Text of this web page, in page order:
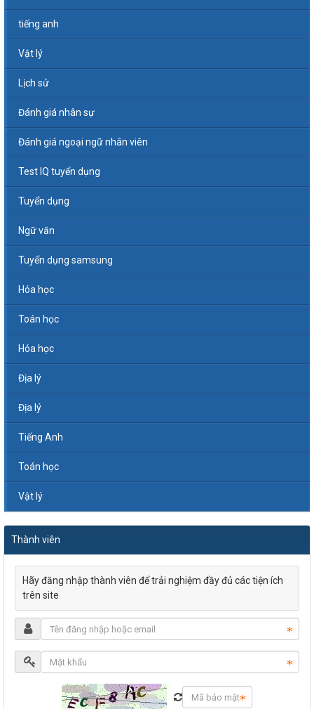
tiếng anh
Vật lý
Lịch sử
Đánh giá nhân sự
Đánh giá ngoại ngữ nhân viên
Test IQ tuyển dụng
Tuyển dụng
Ngữ văn
Tuyển dụng samsung
Hóa học
Toán học
Hóa học
Địa lý
Địa lý
Tiếng Anh
Toán học
Vật lý
Thành viên
Hãy đăng nhập thành viên để trải nghiệm đầy đủ các tiện ích
trên site